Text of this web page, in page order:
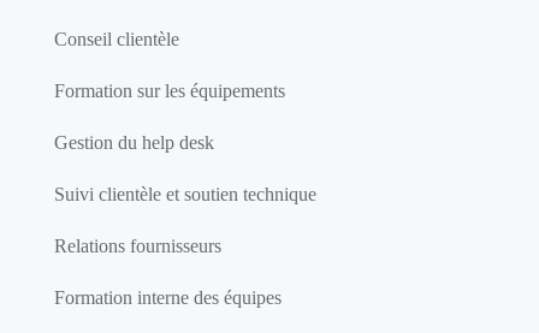
Conseil clientèle
Formation sur les équipements
Gestion du help desk
Suivi clientèle et soutien technique
Relations fournisseurs
Formation interne des équipes